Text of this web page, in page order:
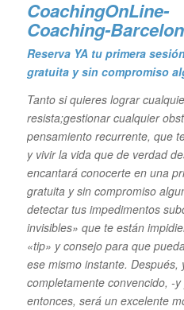
Reserva YA tu primera
gratuita y sin compromiso
Tanto si quieres lograr
resista;gestionarcualquier
pensamiento recurrente, que
y vivir la vida que de verdad
encantará conocerte en una
gratuita y sin compromiso
detectar tus impedimentos
invisibles» que te están
«tip» y consejo para que
ese mismo instante. Después,
completamente convencido, -
entonces, será un excelente